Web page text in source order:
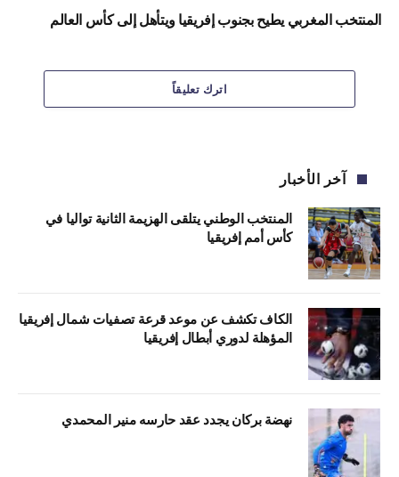
المنتخب المغربي يطيح بجنوب إفريقيا ويتأهل إلى كأس العالم
اترك تعليقاً
آخر الأخبار
المنتخب الوطني يتلقى الهزيمة الثانية تواليا في
كأس أمم إفريقيا
الكاف تكشف عن موعد قرعة تصفيات شمال إفريقيا
المؤهلة لدوري أبطال إفريقيا
نهضة بركان يجدد عقد حارسه منير المحمدي